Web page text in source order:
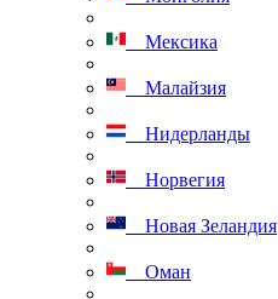
Мексика
Малайзия
Нидерланды
Норвегия
Новая Зеландия
Оман